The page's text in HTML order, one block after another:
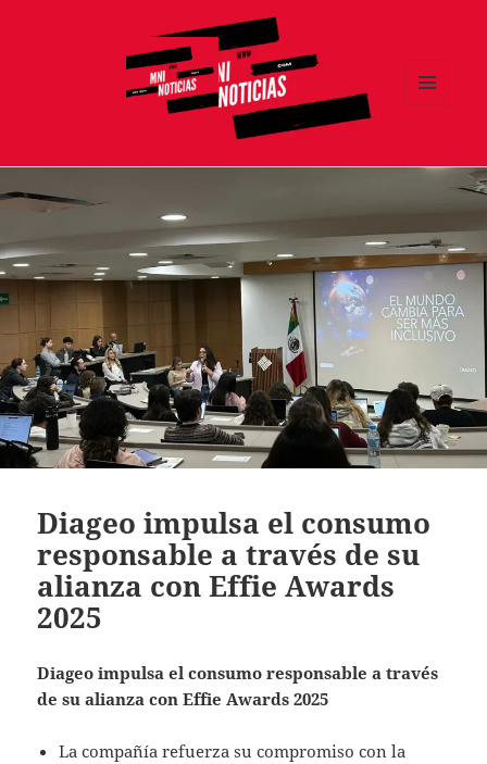
Diageo impulsa el consumo
responsable a través de su
alianza con Effie Awards
2025
Diageo impulsa el consumo responsable a través
de su alianza con Effie Awards 2025
La compañía refuerza su compromiso con la